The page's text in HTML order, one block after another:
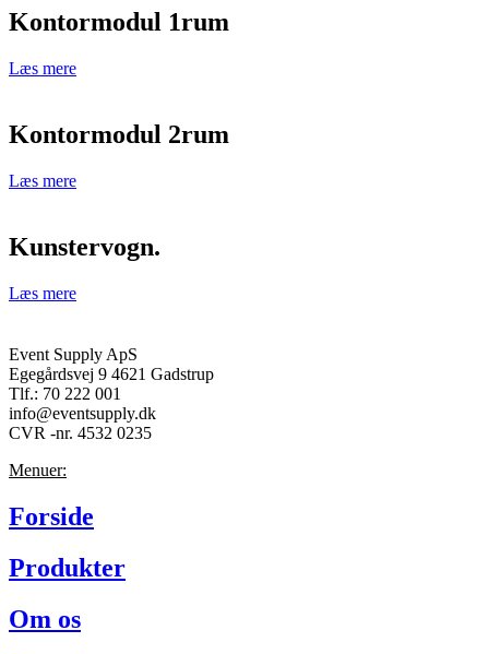
Kontormodul 1rum
Læs mere
Kontormodul 2rum
Læs mere
Kunstervogn.
Læs mere
Event Supply ApS
Egegårdsvej 9 4621 Gadstrup
Tlf.: 70 222 001
info@eventsupply.dk
CVR -nr. 4532 0235
Menuer:
Forside
Produkter
Om os